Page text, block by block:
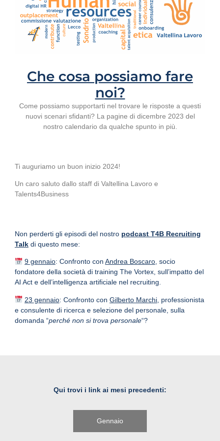
Che cosa possiamo fare
noi?
Come possiamo supportarti nel trovare le risposte a questi
nuovi scenari sfidanti? La pagine di dicembre 2023 del
nostro calendario da qualche spunto in più.
Ti auguriamo un buon inizio 2024!
Un caro saluto dallo staff di Valtellina Lavoro e
Talents4Business
Non perderti gli episodi del nostro podcast T4B Recruiting
Talk di questo mese:
9 gennaio: Confronto con Andrea Boscaro, socio
fondatore della società di training The Vortex, sull’impatto del
AI Act e dell’intelligenza artificiale nel recruiting.
23 gennaio: Confronto con Gilberto Marchi, professionista
e consulente di ricerca e selezione del personale, sulla
domanda “perché non si trova personale“?
Qui trovi i link ai mesi precedenti:
Gennaio